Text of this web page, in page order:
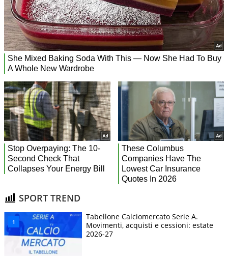
SPORT TREND
Tabellone Calciomercato Serie A.
Movimenti, acquisti e cessioni: estate
2026-27